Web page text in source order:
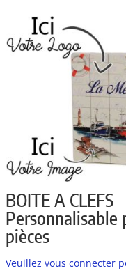
BOITE A CLEFS
Personnalisable
pièces
Veuillez vous connecter